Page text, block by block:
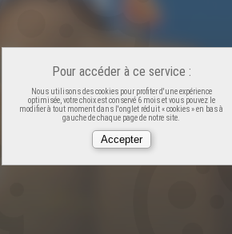
Pour accéder à ce service :
Nous utilisons des cookies pour profiter d'une expérience
optimisée, votre choix est conservé 6 mois et vous pouvez le
modifier à tout moment dans l'onglet réduit « cookies » en bas à
gauche de chaque page de notre site.